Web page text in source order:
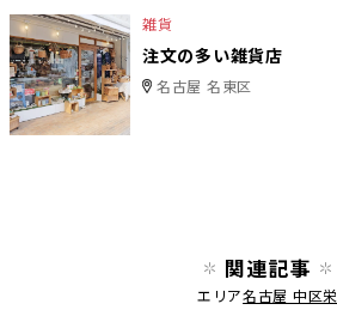
雑貨
注文の多い雑貨店
名古屋 名東区
関連記事
エリア名古屋 中区栄